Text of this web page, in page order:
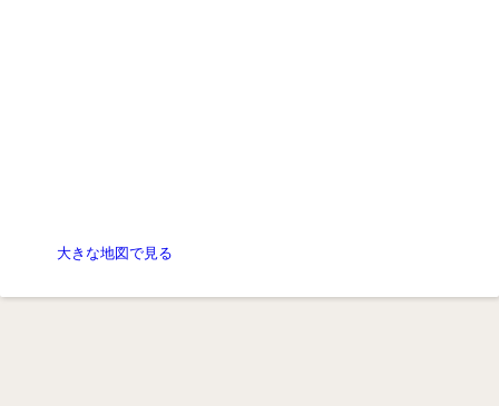
大きな地図で見る